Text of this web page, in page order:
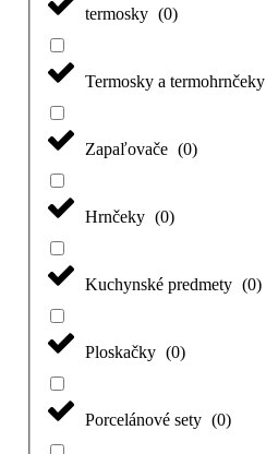
termosky (0)
Termosky a termohrnčeky
Zapaľovače (0)
Hrnčeky (0)
Kuchynské predmety (0)
Ploskačky (0)
Porcelánové sety (0)